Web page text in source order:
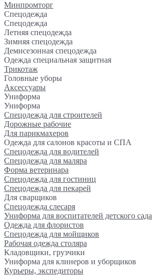
Минпромторг
Спецодежда
Спецодежда
Летняя спецодежда
Зимняя спецодежда
Демисезонная спецодежда
Одежда специальная защитная
Трикотаж
Головные уборы
Аксессуары
Униформа
Униформа
Спецодежда для строителей
Дорожные рабочие
Для парикмахеров
Одежда для салонов красоты и СПА
Спецодежда для водителей
Спецодежда для маляра
Форма ветеринара
Спецодежда для гостиниц
Спецодежда для пекарей
Для сварщиков
Спецодежда слесаря
Униформа для воспитателей детского сада
Одежда для флористов
Спецодежда для мойщиков
Рабочая одежда столяра
Кладовщики, грузчики
Униформа для клинеров и уборщиков
Курьеры, экспедиторы